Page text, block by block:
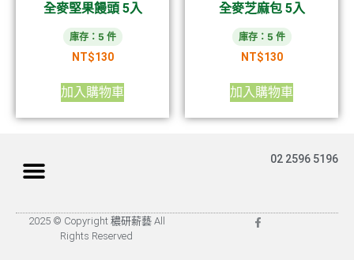
全麥堅果饅頭 5入
庫存：5 件
NT$130
加入購物車
全麥芝麻包 5入
庫存：5 件
NT$130
加入購物車
02 2596 5196
2025 © Copyright 穠研薪藝 All
Rights Reserved